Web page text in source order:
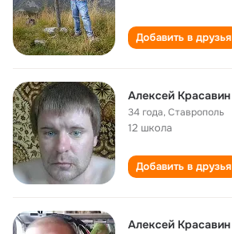
Добавить в друзья
Алексей Красавин
34 года,Ставрополь
12 школа
Добавить в друзья
Алексей Красавин